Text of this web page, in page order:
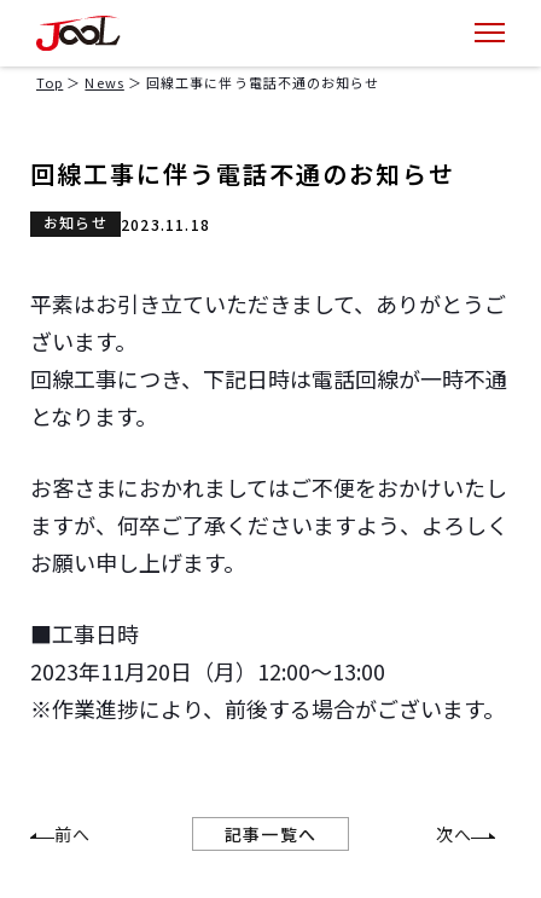
Top News 回線工事に伴う電話不通のお知らせ
回線工事に伴う電話不通のお知らせ
お知らせ 2023.11.18
平素はお引き立ていただきまして、ありがとうご
ざいます。
回線工事につき、下記日時は電話回線が一時不通
となります。
お客さまにおかれましてはご不便をおかけいたし
ますが、何卒ご了承くださいますよう、よろしく
お願い申し上げます。
■工事日時
2023年11月20日（月）12:00～13:00
※作業進捗により、前後する場合がございます。
前へ 記事一覧へ 次へ